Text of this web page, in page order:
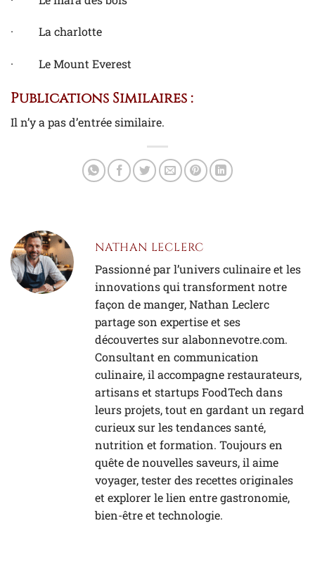
· La charlotte
· Le Mount Everest
Publications Similaires :
Il n’y a pas d’entrée similaire.
NATHAN LECLERC
Passionné par l’univers culinaire et les
innovations qui transforment notre
façon de manger, Nathan Leclerc
partage son expertise et ses
découvertes sur alabonnevotre.com.
Consultant en communication
culinaire, il accompagne restaurateurs,
artisans et startups FoodTech dans
leurs projets, tout en gardant un regard
curieux sur les tendances santé,
nutrition et formation. Toujours en
quête de nouvelles saveurs, il aime
voyager, tester des recettes originales
et explorer le lien entre gastronomie,
bien-être et technologie.